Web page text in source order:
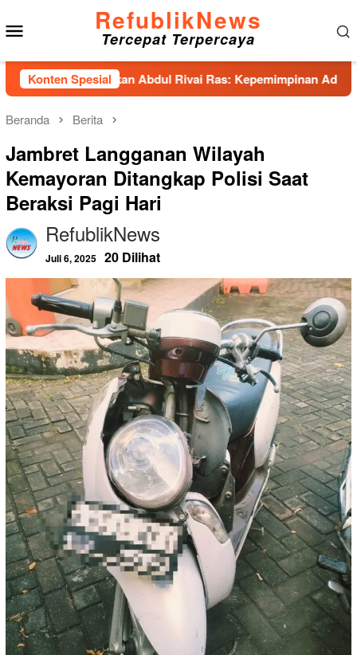
ke
konten
RefublikNews
Tercepat Terpercaya
Konten Spesial
Hadirkan Abdul Rivai Ras: Kepemimpinan Adalah Talenta
Beranda Berita
Jambret Langganan Wilayah
Kemayoran Ditangkap Polisi Saat
Beraksi Pagi Hari
RefublikNews
Juli 6, 2025 20 Dilihat